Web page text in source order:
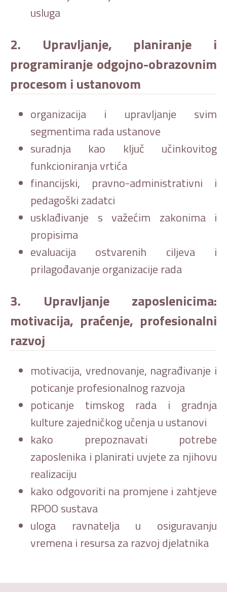
usluga
2. Upravljanje, planiranje i
programiranje odgojno-obrazovnim
procesom i ustanovom
organizacija i upravljanje svim
segmentima rada ustanove
suradnja kao ključ učinkovitog
funkcioniranja vrtića
financijski, pravno-administrativni i
pedagoški zadatci
usklađivanje s važećim zakonima i
propisima
evaluacija ostvarenih ciljeva i
prilagođavanje organizacije rada
3. Upravljanje zaposlenicima:
motivacija, praćenje, profesionalni
razvoj
motivacija, vrednovanje, nagrađivanje i
poticanje profesionalnog razvoja
poticanje timskog rada i gradnja
kulture zajedničkog učenja u ustanovi
kako prepoznavati potrebe
zaposlenika i planirati uvjete za njihovu
realizaciju
kako odgovoriti na promjene i zahtjeve
RPOO sustava
uloga ravnatelja u osiguravanju
vremena i resursa za razvoj djelatnika